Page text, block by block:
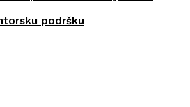
podršku